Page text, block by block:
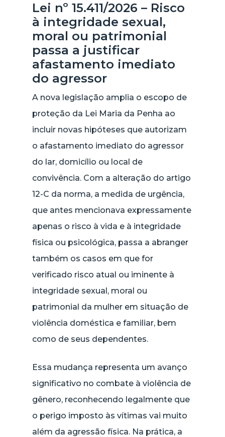
Lei nº 15.411/2026 – Risco
à integridade sexual,
moral ou patrimonial
passa a justificar
afastamento imediato
do agressor
A nova legislação amplia o escopo de
proteção da Lei Maria da Penha ao
incluir novas hipóteses que autorizam
o afastamento imediato do agressor
do lar, domicílio ou local de
convivência. Com a alteração do artigo
12-C da norma, a medida de urgência,
que antes mencionava expressamente
apenas o risco à vida e à integridade
física ou psicológica, passa a abranger
também os casos em que for
verificado risco atual ou iminente à
integridade sexual, moral ou
patrimonial da mulher em situação de
violência doméstica e familiar, bem
como de seus dependentes.
Essa mudança representa um avanço
significativo no combate à violência de
gênero, reconhecendo legalmente que
o perigo imposto às vítimas vai muito
além da agressão física. Na prática, a